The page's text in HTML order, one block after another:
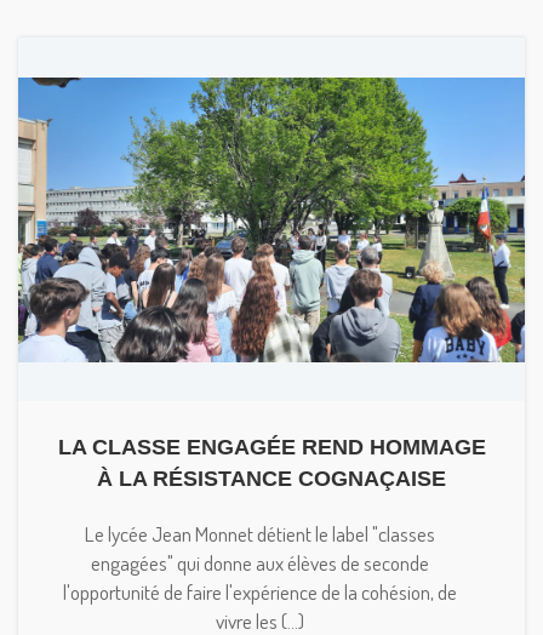
LA CLASSE ENGAGÉE REND HOMMAGE
À LA RÉSISTANCE COGNAÇAISE
Le lycée Jean Monnet détient le label "classes
engagées" qui donne aux élèves de seconde
l'opportunité de faire l'expérience de la cohésion, de
vivre les (...)